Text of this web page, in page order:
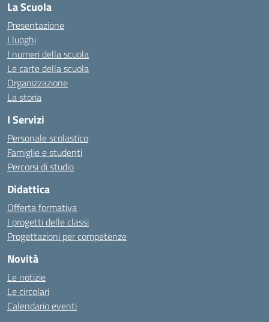
La Scuola
Presentazione
I luoghi
I numeri della scuola
Le carte della scuola
Organizzazione
La storia
I Servizi
Personale scolastico
Famiglie e studenti
Percorsi di studio
Didattica
Offerta formativa
I progetti delle classi
Progettazioni per competenze
Novità
Le notizie
Le circolari
Calendario eventi